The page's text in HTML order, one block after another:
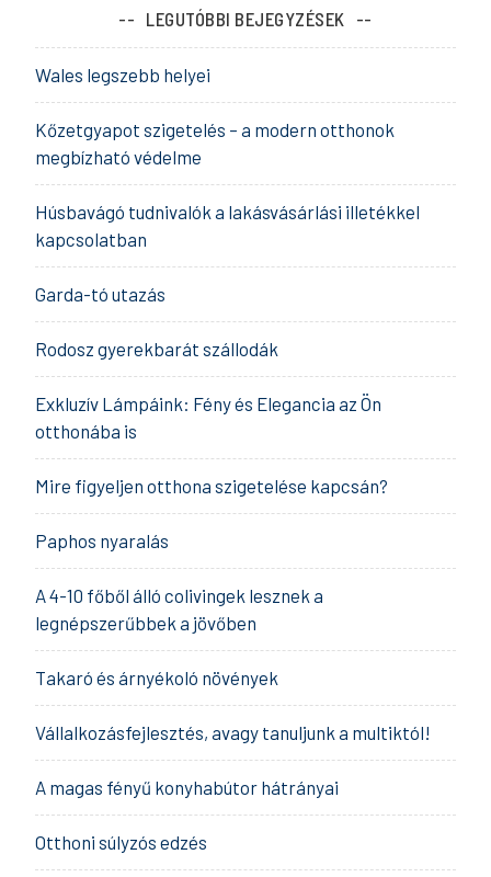
LEGUTÓBBI BEJEGYZÉSEK
Wales legszebb helyei
Kőzetgyapot szigetelés – a modern otthonok
megbízható védelme
Húsbavágó tudnivalók a lakásvásárlási illetékkel
kapcsolatban
Garda-tó utazás
Rodosz gyerekbarát szállodák
Exkluzív Lámpáink: Fény és Elegancia az Ön
otthonába is
Mire figyeljen otthona szigetelése kapcsán?
Paphos nyaralás
A 4-10 főből álló colivingek lesznek a
legnépszerűbbek a jövőben
Takaró és árnyékoló növények
Vállalkozásfejlesztés, avagy tanuljunk a multiktól!
A magas fényű konyhabútor hátrányai
Otthoni súlyzós edzés